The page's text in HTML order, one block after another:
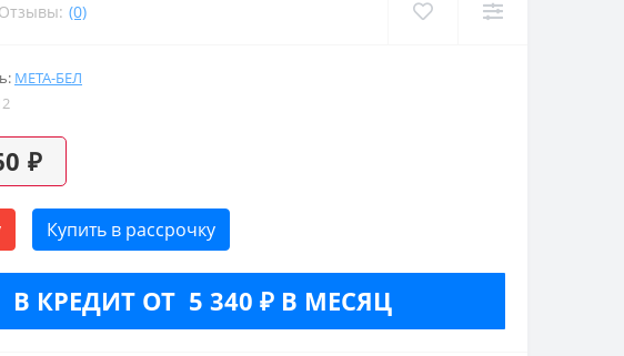
Отзывы: (0)
МЕТА-БЕЛ
₽
Купить в рассрочку
В КРЕДИТ ОТ 5 340 ₽ В МЕСЯЦ